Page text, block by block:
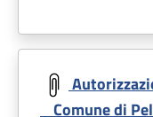
Document
_ Comune di